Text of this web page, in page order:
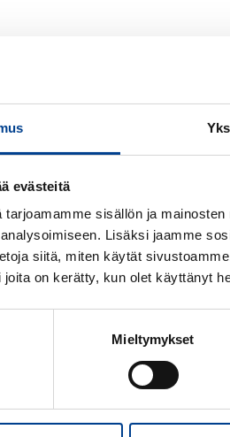
evästeitä
tarjoamamme sisällön ja
Lisäksi jaamme
siitä, miten käytät
joita on kerätty, kun olet käyttänyt
Mieltymykset